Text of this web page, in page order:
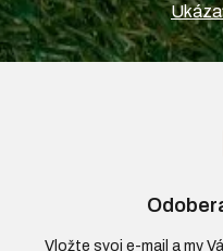
Vložte svoj e-mail a my